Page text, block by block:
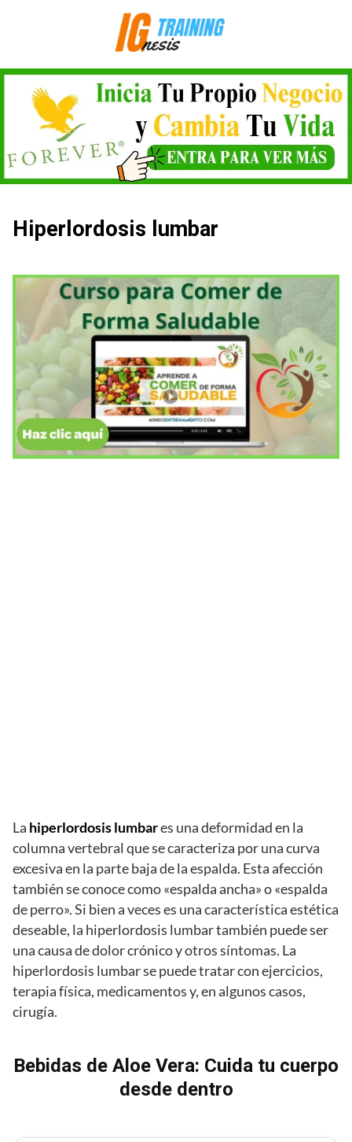
Hiperlordosis lumbar
La hiperlordosis lumbares una deformidad en la
columna vertebral que se caracteriza por una curva
excesiva en la parte baja de la espalda. Esta afección
también se conoce como «espalda ancha» o «espalda
de perro». Si bien a veces es una característica estética
deseable, la hiperlordosis lumbar también puede ser
una causa de dolor crónico y otros síntomas. La
hiperlordosis lumbar se puede tratar con ejercicios,
terapia física, medicamentos y, en algunos casos,
cirugía.
Bebidas de Aloe Vera: Cuida tu cuerpo
desde dentro